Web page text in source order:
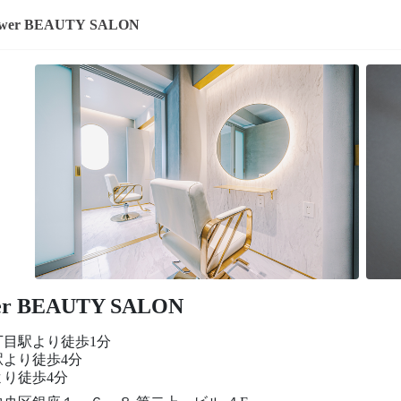
BEAUTY SALON
BEAUTY SALON
駅より徒歩1分
り徒歩4分
徒歩4分